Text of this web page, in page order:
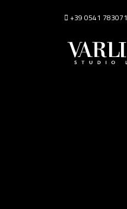
+39 0541 783071